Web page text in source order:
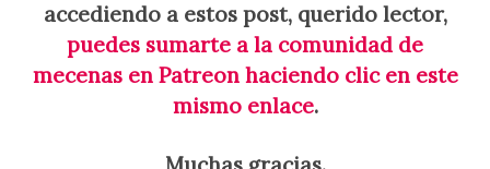
accediendo a estos post, querido lector,
puedes sumarte a la comunidad de
mecenas en Patreon haciendo clic en este
mismo enlace.